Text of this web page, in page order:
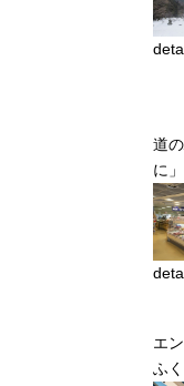
道
に」
エ
ふ